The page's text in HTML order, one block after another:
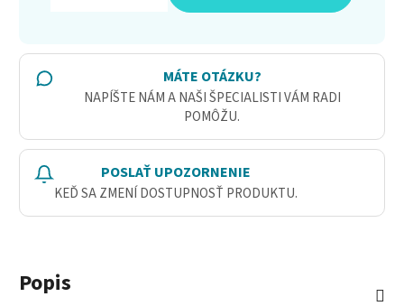
MÁTE OTÁZKU?
NAPÍŠTE NÁM A NAŠI ŠPECIALISTI VÁM RADI
POMÔŽU.
POSLAŤ UPOZORNENIE
KEĎ SA ZMENÍ DOSTUPNOSŤ PRODUKTU.
Popis